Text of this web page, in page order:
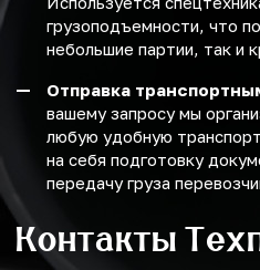
грузоподъемности, что
небольшие партии, так и
Отправка
вашему запросу мы
любую удобную
на себя подготовку
передачу груза
Контакты